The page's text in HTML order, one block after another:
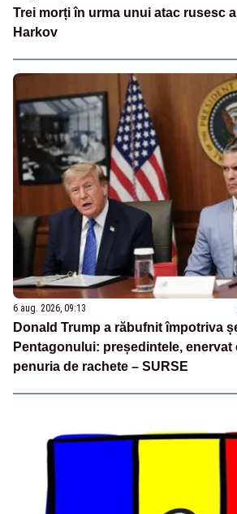
Trei morți în urma unui atac rusesc
Harkov
6 aug. 2026, 09:13
Donald Trump a răbufnit împotriva
Pentagonului: președintele, enervat
penuria de rachete – SURSE